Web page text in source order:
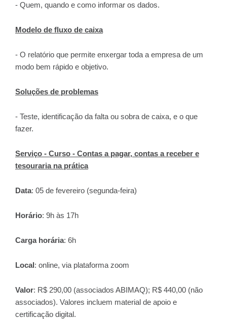
- Quem, quando e como informar os dados.
Modelo de fluxo de caixa
- O relatório que permite enxergar toda a empresa de um
modo bem rápido e objetivo.
Soluções de problemas
- Teste, identificação da falta ou sobra de caixa, e o que
fazer.
Serviço - Curso - Contas a pagar, contas a receber e
tesouraria na prática
Data: 05 de fevereiro (segunda-feira)
Horário: 9h às 17h
Carga horária: 6h
Local: online, via plataforma zoom
Valor: R$ 290,00 (associados ABIMAQ); R$ 440,00 (não
associados). Valores incluem material de apoio e
certificação digital.